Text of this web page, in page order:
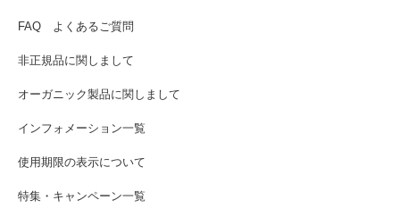
FAQ よくあるご質問
非正規品に関しまして
オーガニック製品に関しまして
インフォメーション一覧
使用期限の表示について
特集・キャンペーン一覧